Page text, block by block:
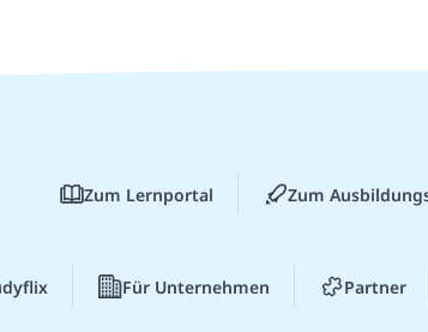
Zum Lernportal Zum
Für Unternehmen Partner